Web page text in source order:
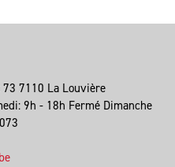
7110 La Louvière
9h - 18h Fermé Dimanche